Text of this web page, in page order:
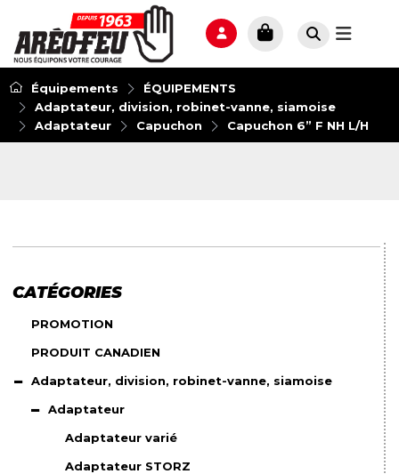
Équipements
ÉQUIPEMENTS
Adaptateur, division, robinet-vanne, siamoise
Adaptateur
Capuchon Capuchon 6” F NH L/H
CATÉGORIES
PROMOTION
PRODUIT CANADIEN
Adaptateur, division, robinet-vanne, siamoise
Adaptateur
Adaptateur varié
Adaptateur STORZ